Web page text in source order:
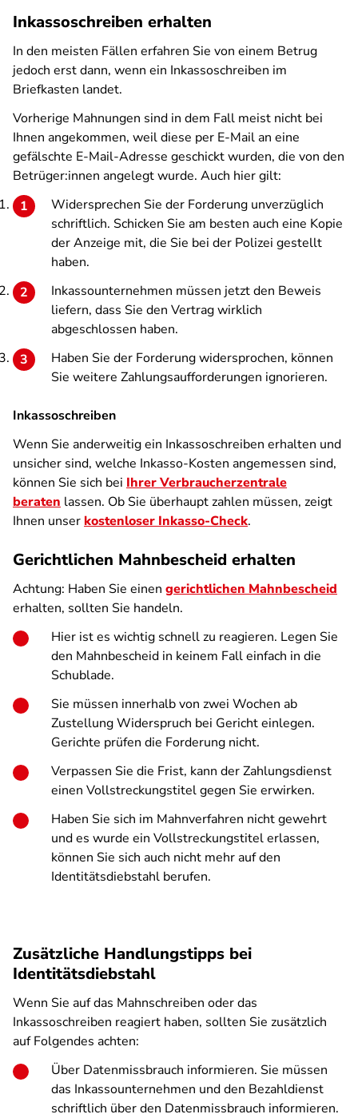
Inkassoschreiben erhalten
In den meisten Fällen erfahren Sie von einem Betrug
jedoch erst dann, wenn ein Inkassoschreiben im
Briefkasten landet.
Vorherige Mahnungen sind in dem Fall meist nicht bei
Ihnen angekommen, weil diese per E-Mail an eine
gefälschte E-Mail-Adresse geschickt wurden, die von den
Betrüger:innen angelegt wurde. Auch hier gilt:
Widersprechen Sie der Forderung unverzüglich
schriftlich. Schicken Sie am besten auch eine Kopie
der Anzeige mit, die Sie bei der Polizei gestellt
haben.
Inkassounternehmen müssen jetzt den Beweis
liefern, dass Sie den Vertrag wirklich
abgeschlossen haben.
Haben Sie der Forderung widersprochen, können
Sie weitere Zahlungsaufforderungen ignorieren.
Inkassoschreiben
Wenn Sie anderweitig ein Inkassoschreiben erhalten und
unsicher sind, welche Inkasso-Kosten angemessen sind,
können Sie sich bei Ihrer Verbraucherzentrale
beraten lassen. Ob Sie überhaupt zahlen müssen, zeigt
Ihnen unser kostenloser Inkasso-Check.
Gerichtlichen Mahnbescheid erhalten
Achtung: Haben Sie einen gerichtlichen Mahnbescheid
erhalten, sollten Sie handeln.
Hier ist es wichtig schnell zu reagieren. Legen Sie
den Mahnbescheid in keinem Fall einfach in die
Schublade.
Sie müssen innerhalb von zwei Wochen ab
Zustellung Widerspruch bei Gericht einlegen.
Gerichte prüfen die Forderung nicht.
Verpassen Sie die Frist, kann der Zahlungsdienst
einen Vollstreckungstitel gegen Sie erwirken.
Haben Sie sich im Mahnverfahren nicht gewehrt
und es wurde ein Vollstreckungstitel erlassen,
können Sie sich auch nicht mehr auf den
Identitätsdiebstahl berufen.
Zusätzliche Handlungstipps bei
Identitätsdiebstahl
Wenn Sie auf das Mahnschreiben oder das
Inkassoschreiben reagiert haben, sollten Sie zusätzlich
auf Folgendes achten:
Über Datenmissbrauch informieren. Sie müssen
das Inkassounternehmen und den Bezahldienst
schriftlich über den Datenmissbrauch informieren.